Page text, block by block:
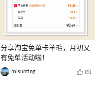
分享淘宝免单卡羊毛，月初又
有免单活动啦！
misunting 161